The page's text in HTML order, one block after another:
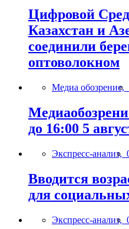
Цифровой
Казахстан и
соединили
оптоволокном
Медиа обозрение,
до 16:00 5
Экспресс-анализ,
Вводится
для
Экспресс-анализ,